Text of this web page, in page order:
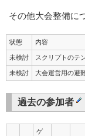
その他大会整備に
状態 内容
未検討 スクリプトのテ
未検討 大会運営用の避
過去の参加者
ゲ